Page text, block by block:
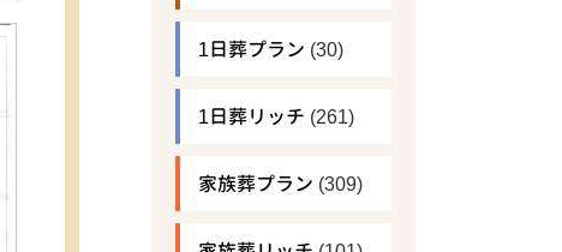
1日葬プラン (30)
1日葬リッチ (261)
家族葬プラン (309)